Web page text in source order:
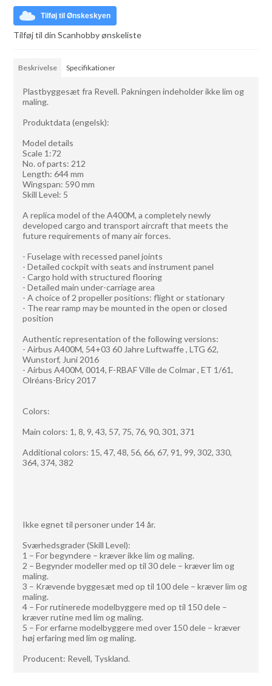
Tilføj til Ønskeskyen
Tilføj til din Scanhobby ønskeliste
Beskrivelse Specifikationer
Plastbyggesæt fra Revell. Pakningen indeholder ikke lim og
maling.
Produktdata (engelsk):
Model details
Scale 1:72
No. of parts: 212
Length: 644 mm
Wingspan: 590 mm
Skill Level: 5
A replica model of the A400M, a completely newly
developed cargo and transport aircraft that meets the
future requirements of many air forces.
- Fuselage with recessed panel joints
- Detailed cockpit with seats and instrument panel
- Cargo hold with structured flooring
- Detailed main under-carriage area
- A choice of 2 propeller positions: flight or stationary
- The rear ramp may be mounted in the open or closed
position
Authentic representation of the following versions:
- Airbus A400M, 54+03 60 Jahre Luftwaffe , LTG 62,
Wunstorf, Juni 2016
- Airbus A400M, 0014, F-RBAF Ville de Colmar , ET 1/61,
Olréans-Bricy 2017
Colors:
Main colors: 1, 8, 9, 43, 57, 75, 76, 90, 301, 371
Additional colors: 15, 47, 48, 56, 66, 67, 91, 99, 302, 330,
364, 374, 382
Ikke egnet til personer under 14 år.
Sværhedsgrader (Skill Level):
1 – For begyndere – kræver ikke lim og maling.
2 – Begynder modeller med op til 30 dele – kræver lim og
maling.
3 – Krævende byggesæt med op til 100 dele – kræver lim og
maling.
4 – For rutinerede modelbyggere med op til 150 dele –
kræver rutine med lim og maling.
5 – For erfarne modelbyggere med over 150 dele – kræver
høj erfaring med lim og maling.
Producent: Revell, Tyskland.